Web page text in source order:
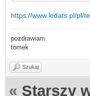
https://www.ledats.pl/pl/
pozdrawiam
tomek
Szukaj
« Starszy